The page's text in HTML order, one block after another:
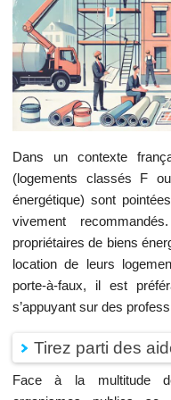
Dans un contexte
(logements classés F
énergétique) sont
vivement
propriétaires de biens
location de leurs
porte-à-faux, il est
s’appuyant sur des
Tirez parti des
Face à la multitude